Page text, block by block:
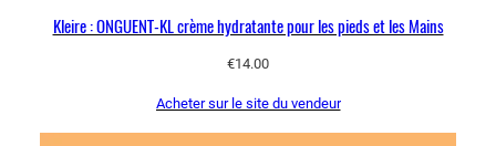
Kleire : ONGUENT-KL crème hydratante pour les pieds et les Mains
€14.00
Acheter sur le site du vendeur